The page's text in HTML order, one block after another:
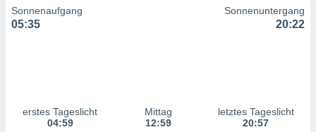
und der
Sonnenaufgang
05:35
Sonnenuntergang
20:22
erstes Tageslicht
04:59
Mittag
12:59
letztes Tageslicht
20:57